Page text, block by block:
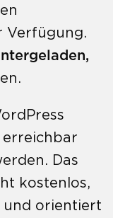
Verfügung.
Das
kostenlos,
und orientiert